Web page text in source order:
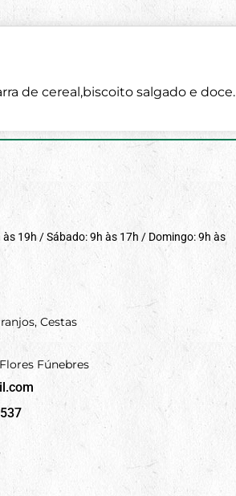
de cereal,biscoito salgado e doce.
às 19h / Sábado: 9h às 17h / Domingo: 9h às
Cestas
Fúnebres